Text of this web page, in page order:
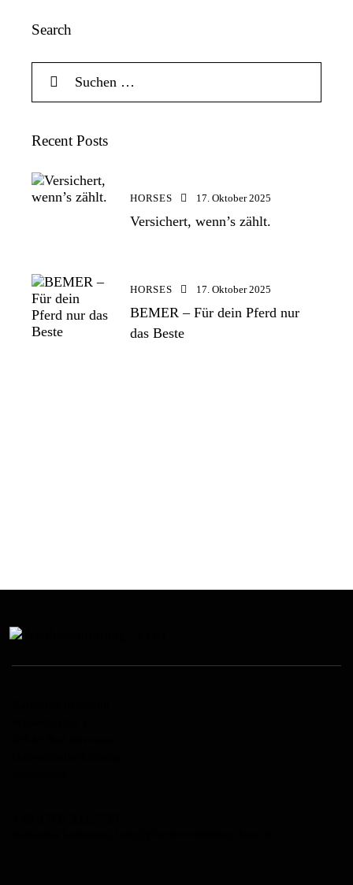
Search
Recent Posts
HORSES 17. Oktober 2025
Versichert, wenn’s zählt.
HORSES 17. Oktober 2025
BEMER – Für dein Pferd nur
das Beste